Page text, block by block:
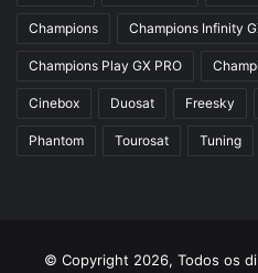
Champions Champions Infinity
Champions Play GX PRO
Cinebox Duosat Freesky
Phantom Tourosat Tuning
© Copyright 2026, Todos os